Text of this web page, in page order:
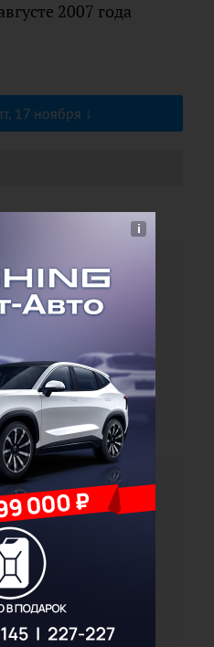
2007 года
17 ноября
– самый первый
области проходит
вскарм...
труженик: как её
области
заболевани...